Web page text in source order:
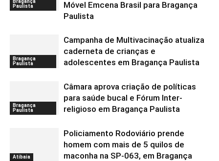
Bragança
Paulista
Móvel Emcena Brasil para Bragança
Paulista
Bragança
Paulista
Campanha de Multivacinação atualiza
caderneta de crianças e
adolescentes em Bragança Paulista
Bragança
Paulista
Câmara aprova criação de políticas
para saúde bucal e Fórum Inter-
religioso em Bragança Paulista
Atibaia
Policiamento Rodoviário prende
homem com mais de 5 quilos de
maconha na SP-063, em Bragança